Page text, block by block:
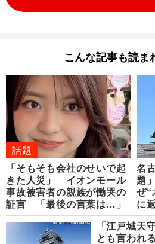
こんな記事も読ま
話題
「そもそも会社のせいで起
きた人災」 イオンモール
事故被害者の親族が慟哭の
証言 「最後の言葉は…」
名
題
ぜ“
に
「江戸城天
とも言われ